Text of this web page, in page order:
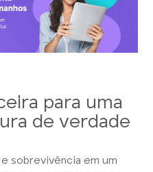
para uma
de verdade
sobrevivência em um